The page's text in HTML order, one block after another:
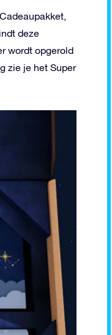
deze
wordt opgerold
zie je het Super